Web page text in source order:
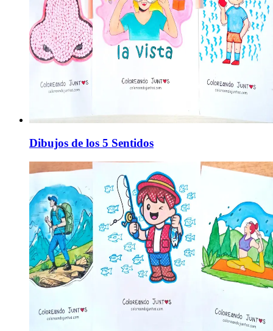
Dibujos de los 5 Sentidos